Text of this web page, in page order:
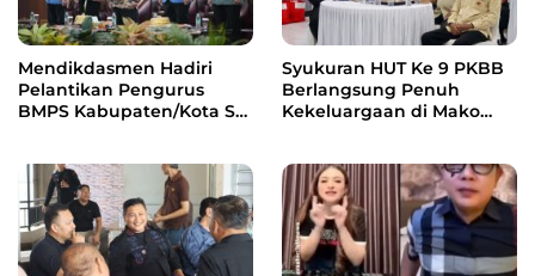
Mendikdasmen Hadiri
Pelantikan Pengurus
BMPS Kabupaten/Kota Se-
Syukuran HUT Ke 9 PKBB
Berlangsung Penuh
Kekeluargaan di Mako